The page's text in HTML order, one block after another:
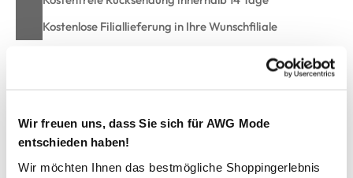
Wir freuen uns, dass Sie sich für AWG Mode
entschieden haben!
Wir möchten Ihnen das bestmögliche Shoppingerlebnis
Kostenlose Filiallieferung in Ihre Wunschfiliale